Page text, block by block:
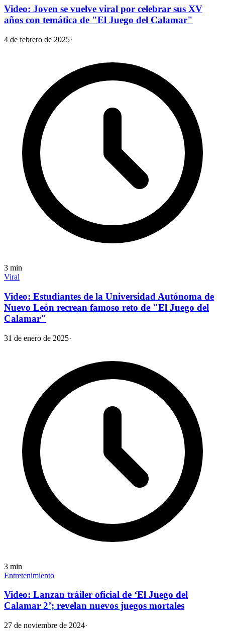
Video: Joven se vuelve viral por celebrar sus XV
años con temática de "El Juego del Calamar"
4 de febrero de 2025·
3 min
Viral
Video: Estudiantes de la Universidad Autónoma de
Nuevo León recrean famoso reto de "El Juego del
Calamar"
31 de enero de 2025·
3 min
Entretenimiento
Video: Lanzan tráiler oficial de ‘El Juego del
Calamar 2’; revelan nuevos juegos mortales
27 de noviembre de 2024·